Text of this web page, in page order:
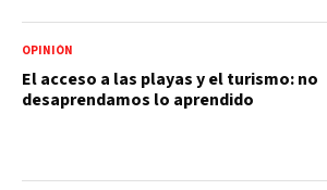
OPINIÓN
El acceso a las playas y el turismo: no
desaprendamos lo aprendido